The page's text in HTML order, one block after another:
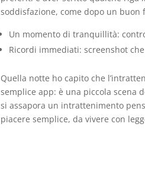
soddisfazione, come dopo un buon
Un momento di tranquillità:
Ricordi immediati: screenshot
Quella notte ho capito che
semplice app: è una piccola scena
si assapora un intrattenimento
piacere semplice, da vivere con